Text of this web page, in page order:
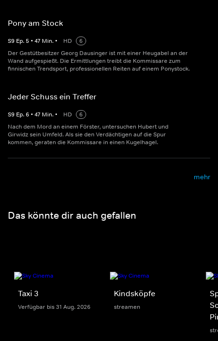
Pony am Stock
S9 Ep.5 • 47 Min. • HD
6
Der Gestütbesitzer Georg Dausinger ist mit einer Heugabel an der
Wand aufgespießt. Die Ermittlungen treibt die Kommissare zum
finnischen Trendsport, professionellen Reiten auf einem Ponystock.
Jeder Schuss ein Treffer
S9 Ep.6 • 47 Min. • HD
6
Nach dem Mord an einem Förster, untersuchen Hubert und
Girwidz sein Umfeld. Als sie den Verdächtigen auf die Spur
kommen, geraten die Kommissare in einen Kugelhagel.
mehr
Das könnte dir auch gefallen
Taxi 3
Verfügbar bis 31 Aug. 2026
Kindsköpfe
streamen